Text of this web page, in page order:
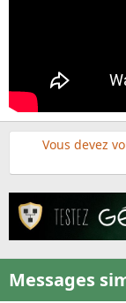
Vous devez
Messages